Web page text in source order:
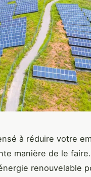
à réduire votre
manière de le
renouvelable